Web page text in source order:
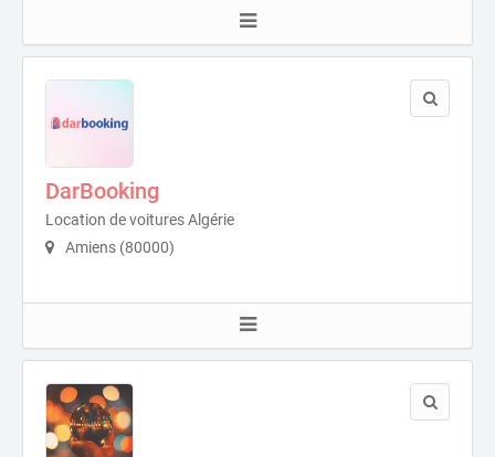
DarBooking
Location de voitures Algérie
Amiens (80000)